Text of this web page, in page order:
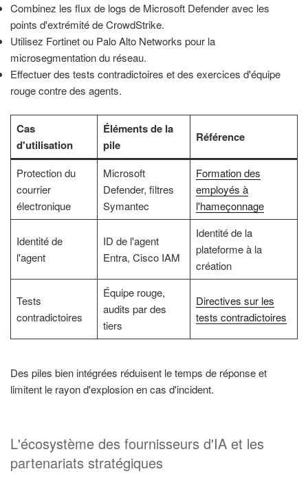
Combinez les flux de logs de Microsoft Defender avec les
points d'extrémité de CrowdStrike.
Utilisez Fortinet ou Palo Alto Networks pour la
microsegmentation du réseau.
Effectuer des tests contradictoires et des exercices d'équipe
rouge contre des agents.
Cas
d'utilisation
Éléments de la
pile
Référence
Protection du
courrier
électronique
Microsoft
Defender, filtres
Symantec
Formation des
employés à
l'hameçonnage
Identité de
l'agent
ID de l'agent
Entra, Cisco IAM
Identité de la
plateforme à la
création
Tests
contradictoires
Équipe rouge,
audits par des
tiers
Directives sur les
tests contradictoires
Des piles bien intégrées réduisent le temps de réponse et
limitent le rayon d'explosion en cas d'incident.
L'écosystème des fournisseurs d'IA et les
partenariats stratégiques